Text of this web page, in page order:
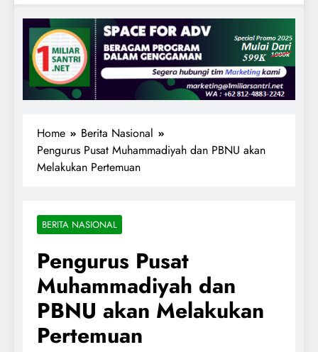
Home
Berita Nasional
Pengurus Pusat Muhammadiyah dan PBNU akan
Melakukan Pertemuan
BERITA NASIONAL
Pengurus Pusat
Muhammadiyah dan
PBNU akan Melakukan
Pertemuan